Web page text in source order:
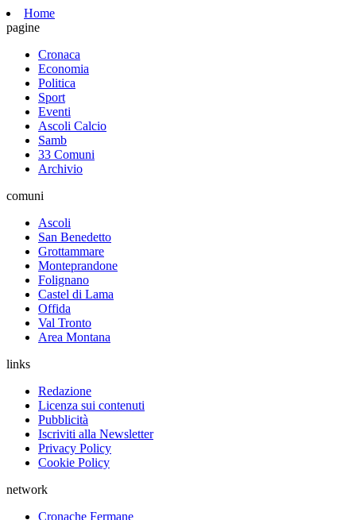
Home
pagine
Cronaca
Economia
Politica
Sport
Eventi
Ascoli Calcio
Samb
33 Comuni
Archivio
comuni
Ascoli
San Benedetto
Grottammare
Monteprandone
Folignano
Castel di Lama
Offida
Val Tronto
Area Montana
links
Redazione
Licenza sui contenuti
Pubblicità
Iscriviti alla Newsletter
Privacy Policy
Cookie Policy
network
Cronache Fermane